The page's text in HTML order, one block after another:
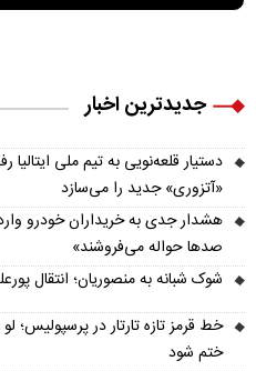
جدیدترین اخبار
دستیار قلعه‌نویی به تیم ملی ایتالیا
«آتزوری» جدید را می‌سازد
هشدار جدی به خریداران خودرو
صدها حواله می‌فروشند»
شوک شبانه به منصوریان؛ انتقال
خط قرمز تازه تارتار در پرسپولیس؛
ختم شود